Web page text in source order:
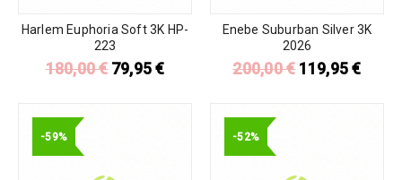
Harlem Euphoria Soft 3K HP-
223
180,00€ 79,95€
Enebe Suburban Silver 3K
2026
200,00€ 119,95€
-59% -52%